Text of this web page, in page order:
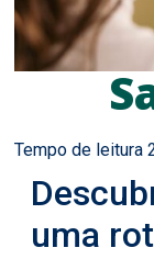
uma